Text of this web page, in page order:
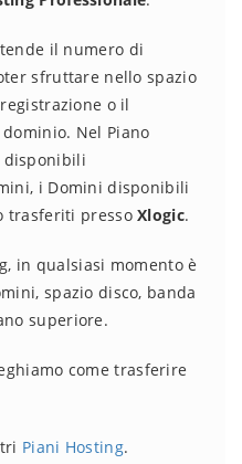
il numero di
sfruttare nello spazio
o il
Nel Piano
disponibili
i Domini disponibili
trasferiti pressoXlogic.
in qualsiasi momento è
spazio disco, banda
superiore.
come trasferire
Piani Hosting.